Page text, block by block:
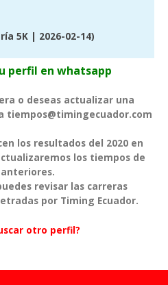
5K | 2026-02-14)
perfil en whatsapp
o deseas actualizar una
tiempos@timingecuador.com
los resultados del 2020 en
los tiempos de
revisar las carreras
por Timing Ecuador.
otro perfil?